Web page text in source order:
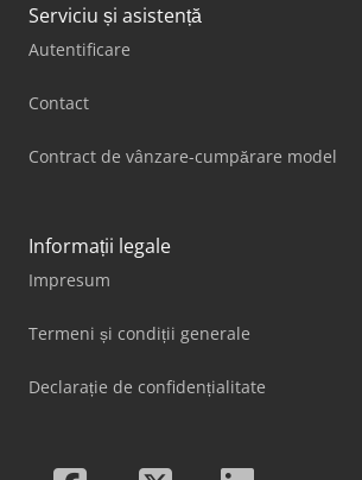
Serviciu și asistență
Autentificare
Contact
Contract de vânzare-cumpărare model
Informații legale
Impresum
Termeni și condiții generale
Declarație de confidențialitate